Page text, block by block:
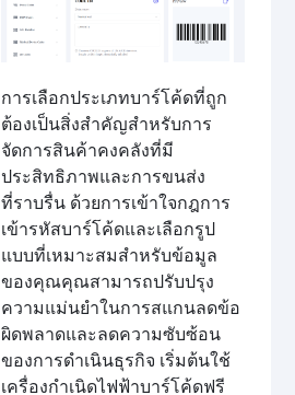
การเลือกประเภทบาร์โค้ดที่ถูก
ต้องเป็นสิ่งสำคัญสำหรับการ
จัดการสินค้าคงคลังที่มี
ประสิทธิภาพและการขนส่ง
ที่ราบรื่น ด้วยการเข้าใจกฎการ
เข้ารหัสบาร์โค้ดและเลือกรูป
แบบที่เหมาะสมสำหรับข้อมูล
ของคุณคุณสามารถปรับปรุง
ความแม่นยำในการสแกนลดข้อ
ผิดพลาดและลดความซับซ้อน
ของการดำเนินธุรกิจ เริ่มต้นใช้
เครื่องกำเนิดไฟฟ้าบาร์โค้ดฟรี